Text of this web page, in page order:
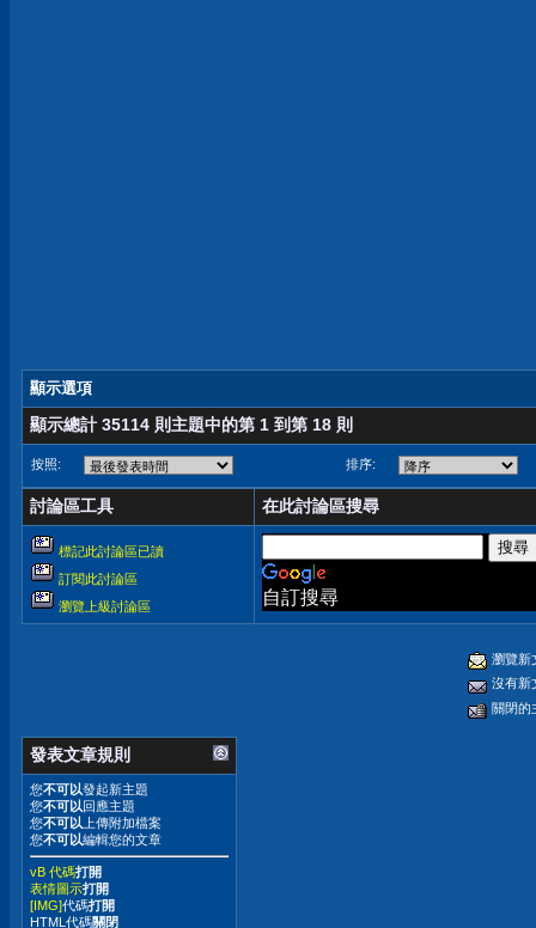
顯示選項
顯示總計 35114 則主題中的第 1 到第 18 則
按照: 排序:
討論區工具 在此討論區搜尋
標記此討論區已讀
訂閱此討論區
瀏覽上級討論區
自訂搜尋
瀏覽新
沒有新
關閉的
發表文章規則
您不可以發起新主題
您不可以回應主題
您不可以 上傳附加檔案
您不可以編輯您的文章
vB 代碼打開
表情圖示打開
[IMG]代碼打開
HTML代碼關閉